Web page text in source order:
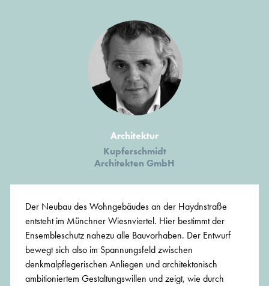
Architektur
Kupferschmidt
Architekten GmbH
Der Neubau des Wohngebäudes an der Haydnstraße
entsteht im Münchner Wiesnviertel. Hier bestimmt der
Ensembleschutz nahezu alle Bauvorhaben. Der Entwurf
bewegt sich also im Spannungsfeld zwischen
denkmalpflegerischen Anliegen und architektonisch
ambitioniertem Gestaltungswillen und zeigt, wie durch